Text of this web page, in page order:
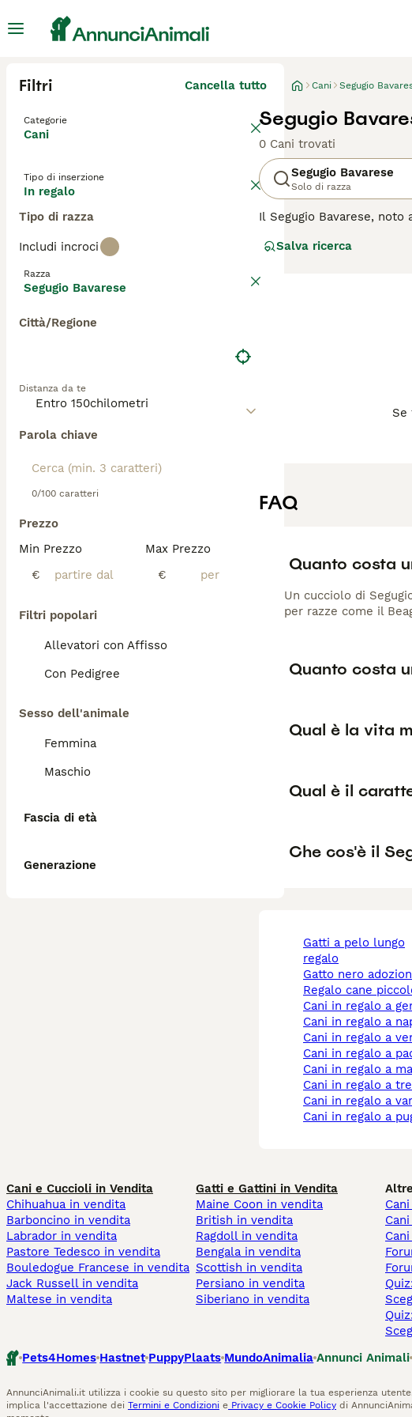
Filtri Cancella tutto
Categorie
Cani
Tipo di inserzione
In regalo
Tipo di razza
Includi incroci
Razza
Segugio Bavarese
Città/Regione
Distanza da te
Parola chiave
0/100 caratteri
Prezzo
Min Prezzo
€
Max Prezzo
€
Filtri popolari
Allevatori con Affisso
Con Pedigree
Sesso dell'animale
Femmina
Maschio
Fascia di età
Generazione
Cani Segugio
Segugio
0 Cani trovati
Segugio Bavarese
Solo di razza
Il Segugio Bavarese, noto
tipicamente di colore
cane da lavoro, mostra
esercizio fisico regolare
Per scoprire se il
Salva ricerca
Se
FAQ
Quanto costa
Un cucciolo di
per razze come il
Quanto costa
Qual è la vita
Qual è il
Che cos'è il
gatti a pelo lungo
regalo
gatto nero
regalo cane
cani in regalo a
cani in regalo a
cani in regalo a
cani in regalo a
cani in regalo a
cani in regalo a
cani in regalo a
cani in regalo a
Cani e Cuccioli in Vendita
Chihuahua in vendita
Barboncino in vendita
Labrador in vendita
Pastore Tedesco in vendita
Bouledogue Francese in vendita
Jack Russell in vendita
Maltese in vendita
Gatti e Gattini in Vendita
Maine Coon in vendita
British in vendita
Ragdoll in vendita
Bengala in vendita
Scottish in vendita
Persiano in vendita
Siberiano in vendita
Pets4Homes Hastnet PuppyPlaats MundoAnimalia Annunci Animali
AnnunciAnimali.it utilizza i cookie su questo sito per migliorare la tua esperienza
implica l'accettazione dei Termini e Condizioni e Privacy e Cookie Policy di